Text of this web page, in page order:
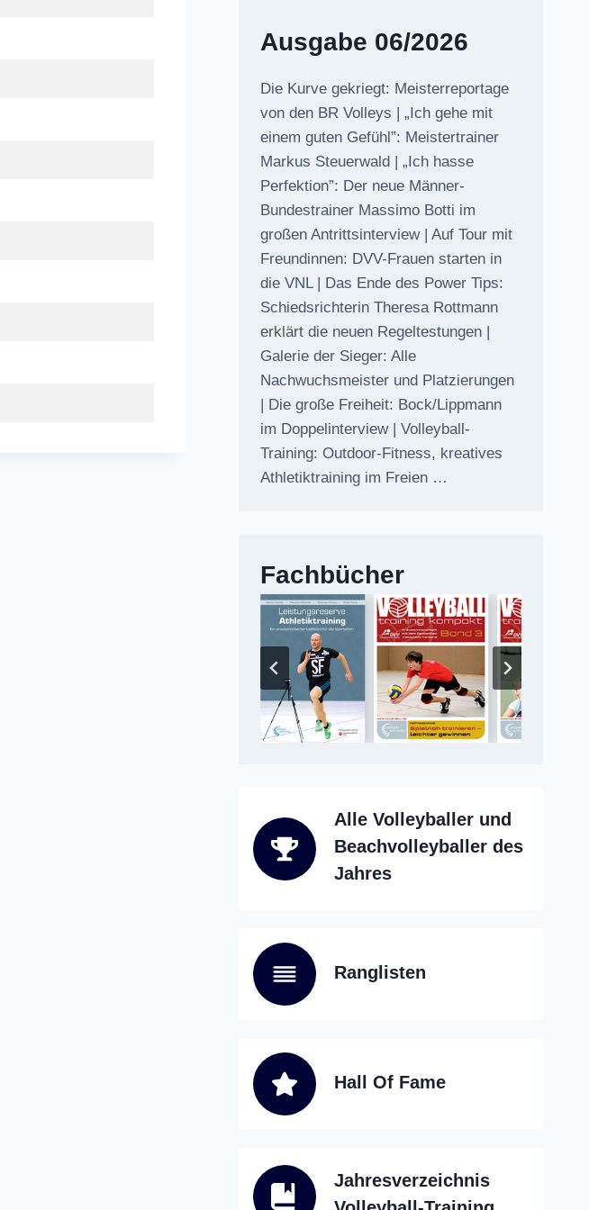
Ausgabe 06/2026
Die Kurve gekriegt: Meisterreportage
von den BR Volleys | „Ich gehe mit
einem guten Gefühl”: Meistertrainer
Markus Steuerwald | „Ich hasse
Perfektion”: Der neue Männer-
Bundestrainer Massimo Botti im
großen Antrittsinterview | Auf Tour mit
Freundinnen: DVV-Frauen starten in
die VNL | Das Ende des Power Tips:
Schiedsrichterin Theresa Rottmann
erklärt die neuen Regeltestungen |
Galerie der Sieger: Alle
Nachwuchsmeister und Platzierungen
| Die große Freiheit: Bock/Lippmann
im Doppelinterview | Volleyball-
Training: Outdoor-Fitness, kreatives
Athletiktraining im Freien …
Fachbücher
Alle Volleyballer und
Beachvolleyballer des
Jahres
Ranglisten
Hall Of Fame
Jahresverzeichnis